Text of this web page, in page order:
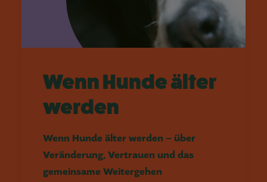
Wenn Hunde älter
werden
Wenn Hunde älter werden – über
Veränderung, Vertrauen und das
gemeinsame Weitergehen